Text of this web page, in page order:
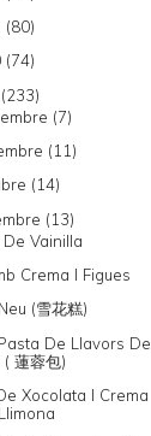
(80)
(74)
(233)
(7)
(11)
(14)
(13)
Vainilla
Crema I Figues
(雪花糕)
De Llavors De
( 蓮蓉包)
Xocolata I Crema